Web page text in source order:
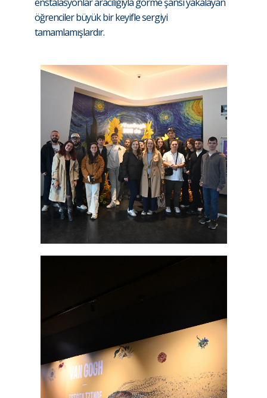
enstalasyonlar aracılığıyla görme şansı yakalayan
öğrenciler büyük bir keyifle sergiyi
tamamlamışlardır.